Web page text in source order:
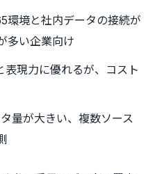
境と社内データの接続が
多い企業向け
現力に優れるが、コスト
量が大きい、複数ソース